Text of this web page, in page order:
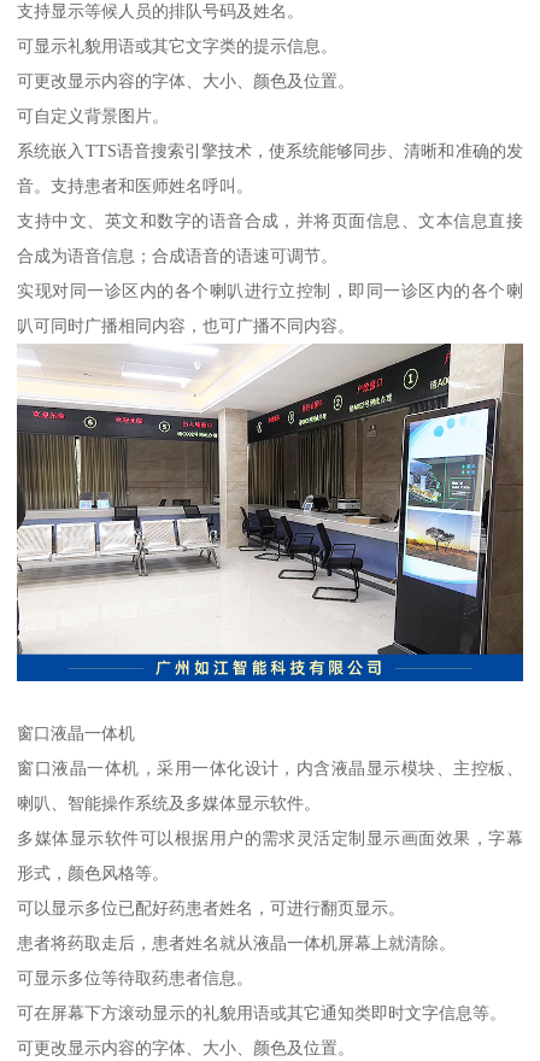
支持显示等候人员的排队号码及姓名。
可显示礼貌用语或其它文字类的提示信息。
可更改显示内容的字体、大小、颜色及位置。
可自定义背景图片。
系统嵌入TTS语音搜索引擎技术，使系统能够同步、清晰和准确的发
音。支持患者和医师姓名呼叫。
支持中文、英文和数字的语音合成，并将页面信息、文本信息直接
合成为语音信息；合成语音的语速可调节。
实现对同一诊区内的各个喇叭进行立控制，即同一诊区内的各个喇
叭可同时广播相同内容，也可广播不同内容。
窗口液晶一体机
窗口液晶一体机，采用一体化设计，内含液晶显示模块、主控板、
喇叭、智能操作系统及多媒体显示软件。
多媒体显示软件可以根据用户的需求灵活定制显示画面效果，字幕
形式，颜色风格等。
可以显示多位已配好药患者姓名，可进行翻页显示。
患者将药取走后，患者姓名就从液晶一体机屏幕上就清除。
可显示多位等待取药患者信息。
可在屏幕下方滚动显示的礼貌用语或其它通知类即时文字信息等。
可更改显示内容的字体、大小、颜色及位置。